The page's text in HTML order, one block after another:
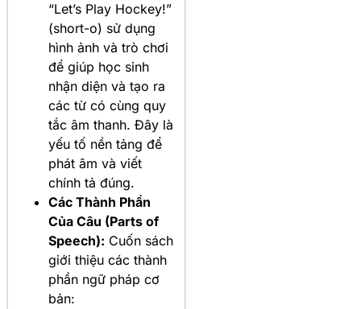
“Let’s Play Hockey!”
(short-o) sử dụng
hình ảnh và trò chơi
để giúp học sinh
nhận diện và tạo ra
các từ có cùng quy
tắc âm thanh. Đây là
yếu tố nền tảng để
phát âm và viết
chính tả đúng.
Các Thành Phần
Của Câu (Parts of
Speech): Cuốn sách
giới thiệu các thành
phần ngữ pháp cơ
bản: